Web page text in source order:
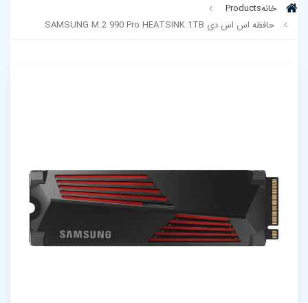
خانهProducts
حافظه اس اس دی SAMSUNG M.2 990 Pro HEATSINK 1TB